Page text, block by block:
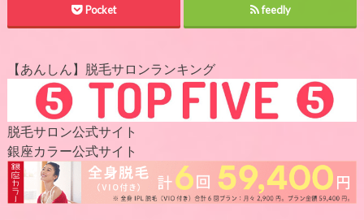
Pocket feedly
【あんしん】脱毛サロンランキング
脱毛サロン公式サイト
銀座カラー公式サイト